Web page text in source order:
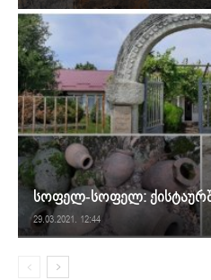
სოფელ-სოფელ:
29.03.2021. 12:44